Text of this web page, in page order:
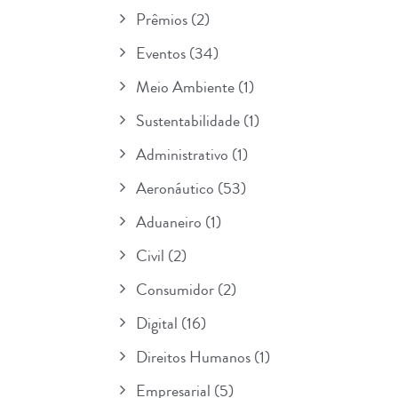
Prêmios(2)
Eventos(34)
Meio Ambiente(1)
Sustentabilidade(1)
Administrativo (1)
Aeronáutico (53)
Aduaneiro (1)
Civil (2)
Consumidor(2)
Digital (16)
Direitos Humanos(1)
Empresarial (5)